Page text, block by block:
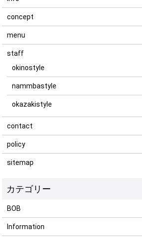
concept
menu
staff
okinostyle
nammbastyle
okazakistyle
contact
policy
sitemap
BOB
Information